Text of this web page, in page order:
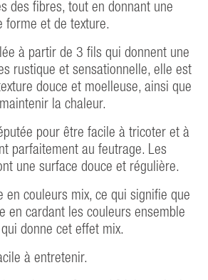
des fibres, tout en donnant une
forme et de texture.
à partir de 3 fils qui donnent une
rustique et sensationnelle, elle est
douce et moelleuse, ainsi que
la chaleur.
pour être facile à tricoter et à
parfaitement au feutrage. Les
une surface douce et régulière.
en couleurs mix, ce qui signifie que
en cardant les couleurs ensemble
donne cet effet mix.
à entretenir.